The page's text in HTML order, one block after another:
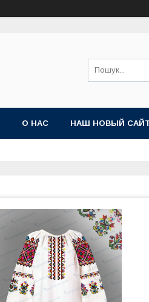
О НАС НАШ НОВЫЙ